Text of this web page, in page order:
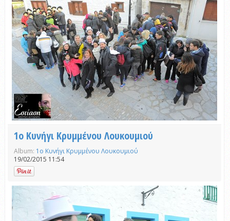
1ο Κυνήγι Κρυμμένου Λουκουμιού
Album: 1ο Κυνήγι Κρυμμένου Λουκουμιού
19/02/2015 11:54